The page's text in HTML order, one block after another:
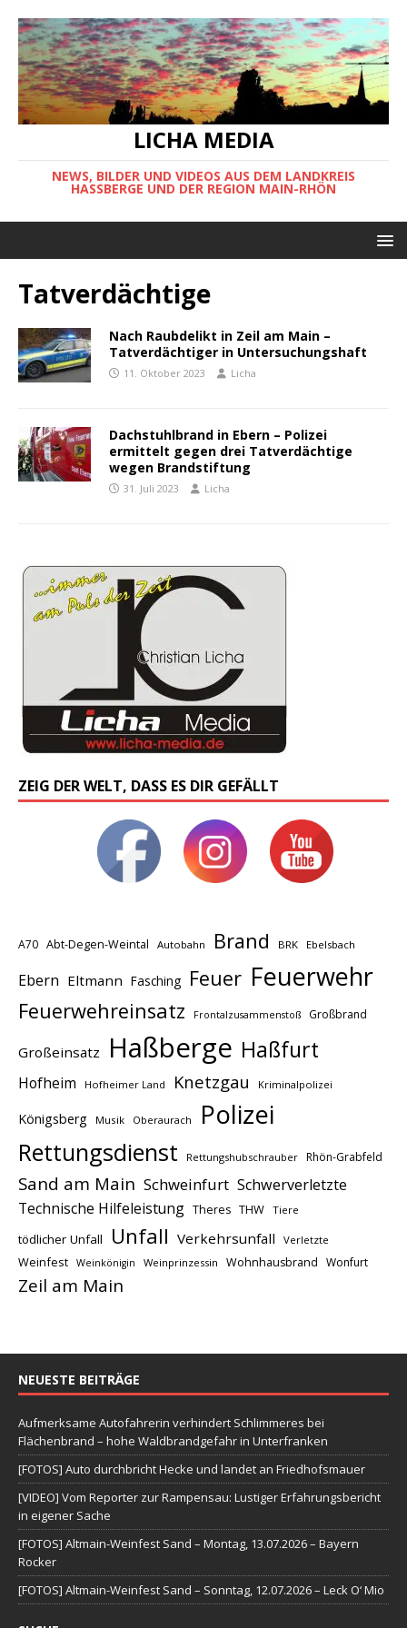
LICHA MEDIA
NEWS, BILDER UND VIDEOS AUS DEM LANDKREIS
HASSBERGE UND DER REGION MAIN-RHÖN
Tatverdächtige
Nach Raubdelikt in Zeil am Main –
Tatverdächtiger in Untersuchungshaft
11. Oktober 2023 Licha
Dachstuhlbrand in Ebern – Polizei
ermittelt gegen drei Tatverdächtige
wegen Brandstiftung
31. Juli 2023 Licha
ZEIG DER WELT, DASS ES DIR GEFÄLLT
A70 Abt-Degen-Weintal Autobahn Brand BRK Ebelsbach
Ebern Eltmann Fasching Feuer Feuerwehr
Feuerwehreinsatz Frontalzusammenstoß Großbrand
Großeinsatz Haßberge Haßfurt
Hofheim Hofheimer Land Knetzgau Kriminalpolizei
Königsberg Musik Oberaurach Polizei
Rettungsdienst Rettungshubschrauber Rhön-Grabfeld
Sand am Main Schweinfurt Schwerverletzte
Technische Hilfeleistung Theres THW Tiere
tödlicher Unfall Unfall Verkehrsunfall Verletzte
Weinfest Weinkönigin Weinprinzessin Wohnhausbrand Wonfurt
Zeil am Main
NEUESTE BEITRÄGE
Aufmerksame Autofahrerin verhindert Schlimmeres bei
Flächenbrand – hohe Waldbrandgefahr in Unterfranken
[FOTOS] Auto durchbricht Hecke und landet an Friedhofsmauer
[VIDEO] Vom Reporter zur Rampensau: Lustiger Erfahrungsbericht
in eigener Sache
[FOTOS] Altmain-Weinfest Sand – Montag, 13.07.2026 – Bayern
Rocker
[FOTOS] Altmain-Weinfest Sand – Sonntag, 12.07.2026 – Leck O‘ Mio